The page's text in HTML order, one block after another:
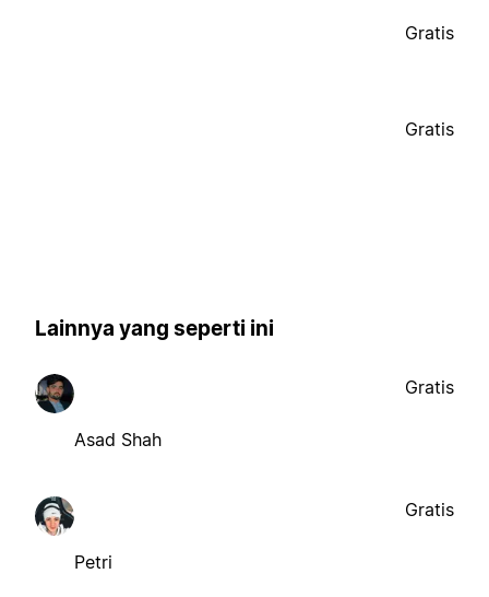
Gratis
Gratis
Lainnya yang seperti ini
Asad Shah
Gratis
Petri
Gratis